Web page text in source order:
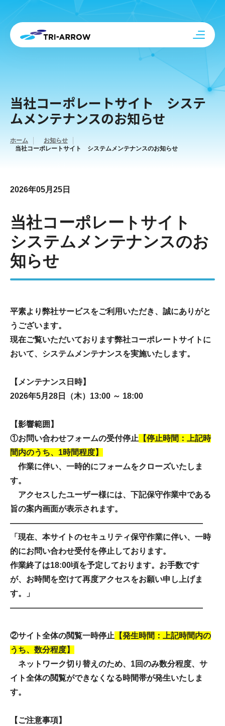
当社コーポレートサイト システ
ムメンテナンスのお知らせ
ホーム
お知らせ
当社コーポレートサイト システムメンテナンスのお知らせ
2026年05月25日
当社コーポレートサイト
システムメンテナンスのお
知らせ
平素より弊社サービスをご利用いただき、誠にありがと
うございます。
現在ご覧いただいております弊社コーポレートサイトに
おいて、システムメンテナンスを実施いたします。
【メンテナンス日時】
2026年5月28日（木）13:00 ～ 18:00
【影響範囲】
①お問い合わせフォームの受付停止 【停止時間：上記時
間内のうち、1時間程度】
作業に伴い、一時的にフォームをクローズいたしま
す。
アクセスしたユーザー様には、下記保守作業中である
旨の案内画面が表示されます。
————————————————————————
「現在、本サイトのセキュリティ保守作業に伴い、一時
的にお問い合わせ受付を停止しております。
作業終了は18:00頃を予定しております。お手数です
が、お時間を空けて再度アクセスをお願い申し上げま
す。」
————————————————————————
②サイト全体の閲覧一時停止 【発生時間：上記時間内の
うち、数分程度】
ネットワーク切り替えのため、1回のみ数分程度、サ
イト全体の閲覧ができなくなる時間帯が発生いたしま
す。
【ご注意事項】